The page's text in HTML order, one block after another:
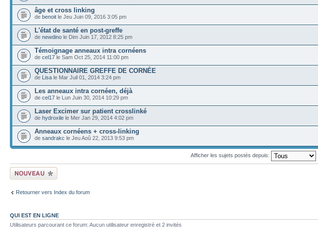
âge et cross linking
de benoit le Jeu Juin 09, 2016 3:05 pm
L'état de santé en post-greffe
de newdino le Dim Juin 17, 2012 8:25 pm
Témoignage anneaux intra cornéens
de cel17 le Sam Oct 25, 2014 11:00 pm
QUESTIONNAIRE GREFFE DE CORNÉE
de Lisa le Mar Juil 01, 2014 3:24 pm
Les anneaux intra cornéen, déjà
de cel17 le Lun Juin 30, 2014 10:29 pm
Laser Excimer sur patient crosslinké
de hydroxile le Mer Jan 29, 2014 4:02 pm
Anneaux cornéens + cross-linking
de sandrakc le Jeu Aoû 22, 2013 9:53 pm
Afficher les sujets postés depuis:
Ecrire un nouveau
sujet
Retourner vers Index du forum
QUI EST EN LIGNE
Utilisateurs parcourant ce forum: Aucun utilisateur enregistré et 2 invités